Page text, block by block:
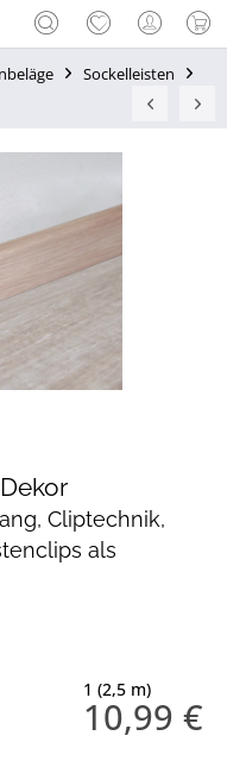
Sockelleisten
Cliptechnik,
als
1 (2,5 m)
10,99 €